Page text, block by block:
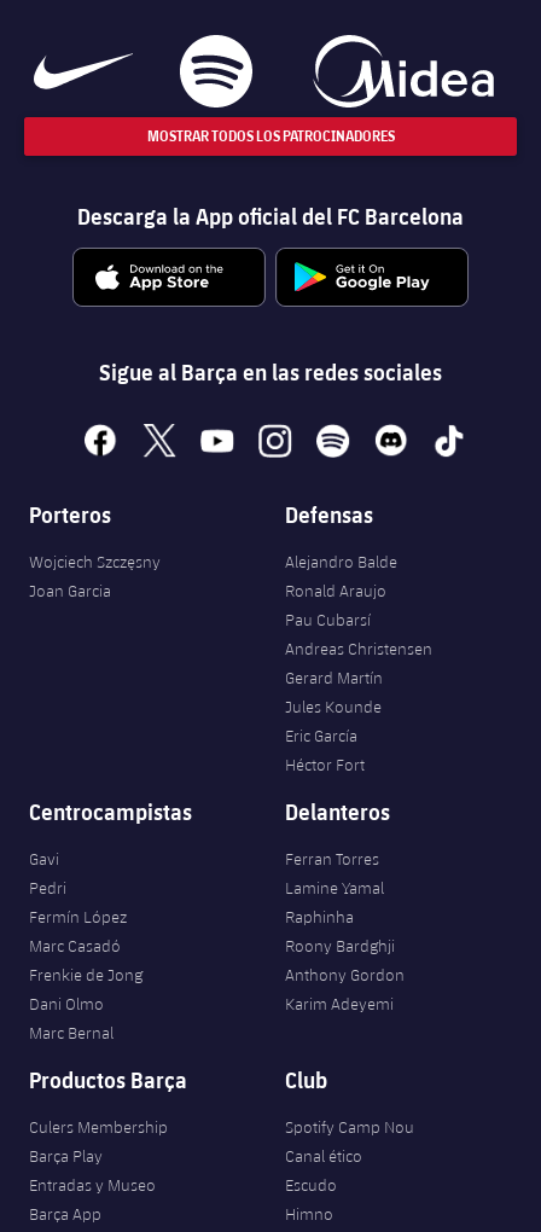
MOSTRAR TODOS LOS PATROCINADORES
Descarga la App oficial del FC Barcelona
Sigue al Barça en las redes sociales
facebook
x youtubeinstagramspotify discord tiktok
Porteros
Wojciech Szczęsny
Joan Garcia
Defensas
Alejandro Balde
Ronald Araujo
Pau Cubarsí
Andreas Christensen
Gerard Martín
Jules Kounde
Eric García
Héctor Fort
Centrocampistas
Gavi
Pedri
Fermín López
Marc Casadó
Frenkie de Jong
Dani Olmo
Marc Bernal
Delanteros
Ferran Torres
Lamine Yamal
Raphinha
Roony Bardghji
Anthony Gordon
Karim Adeyemi
Productos Barça
Culers Membership
Barça Play
Entradas y Museo
Barça App
Club
Spotify Camp Nou
Canal ético
Escudo
Himno